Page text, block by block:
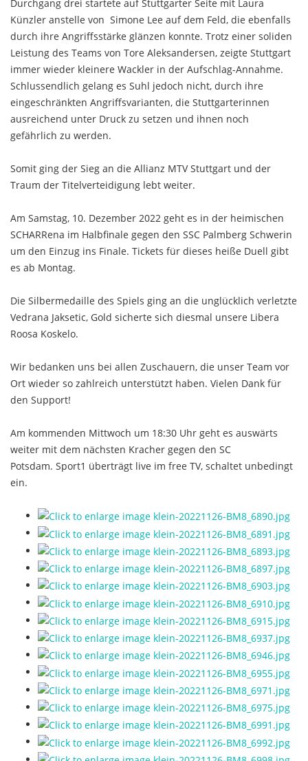
Durchgang drei startete auf Stuttgarter Seite mit Laura
Künzler anstelle von Simone Lee auf dem Feld, die ebenfalls
durch ihre Angriffsstärke glänzen konnte. Trotz einer soliden
Leistung des Teams von Tore Aleksandersen, zeigte Stuttgart
immer wieder kleinere Wackler in der Aufschlag-Annahme.
Schlussendlich gelang es Suhl jedoch nicht, durch ihre
eingeschränkten Angriffsvarianten, die Stuttgarterinnen
ausreichend unter Druck zu setzen und ihnen noch
gefährlich zu werden.
Somit ging der Sieg an die Allianz MTV Stuttgart und der
Traum der Titelverteidigung lebt weiter.
Am Samstag, 10. Dezember 2022 geht es in der heimischen
SCHARRena im Halbfinale gegen den SSC Palmberg Schwerin
um den Einzug ins Finale. Tickets für dieses heiße Duell gibt
es ab Montag.
Die Silbermedaille des Spiels ging an die unglücklich verletzte
Vedrana Jaksetic, Gold sicherte sich diesmal unsere Libera
Roosa Koskelo.
Wir bedanken uns bei allen Zuschauern, die unser Team vor
Ort wieder so zahlreich unterstützt haben. Vielen Dank für
den Support!
Am kommenden Mittwoch um 18:30 Uhr geht es auswärts
weiter mit dem nächsten Kracher gegen den SC
Potsdam. Sport1 überträgt live im free TV, schaltet unbedingt
ein.